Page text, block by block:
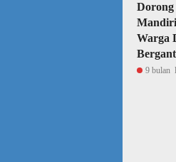
Dorong
Warga
9 bulan